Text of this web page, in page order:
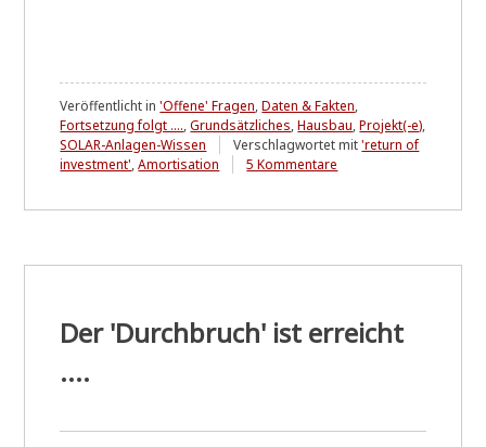
Veröffentlicht in'Offene' Fragen,Daten & Fakten,
Fortsetzung folgt ....,Grundsätzliches,Hausbau,Projekt(-e),
SOLAR-Anlagen-Wissen
Verschlagwortet mit'return of
investment',Amortisation 5 Kommentare
d
*
m
Der 'Durchbruch' ist erreicht
....